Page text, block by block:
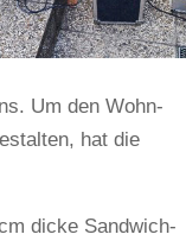
Um den Wohn­
hat die
dicke Sand­wich­